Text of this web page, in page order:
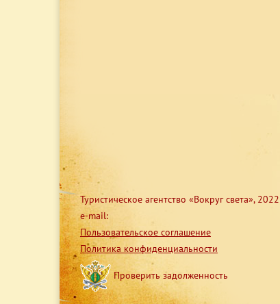
Туристическое агентство «Вокруг света», 2022
e-mail:
Пользовательское соглашение
Политика конфиденциальности
Проверить задолженность